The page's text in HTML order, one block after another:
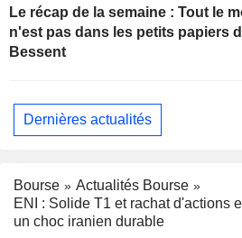
Le récap de la semaine : Tout le
n'est pas dans les petits papiers
Bessent
Dernières actualités
Bourse
Actualités Bourse
ENI : Solide T1 et rachat d'actions
un choc iranien durable